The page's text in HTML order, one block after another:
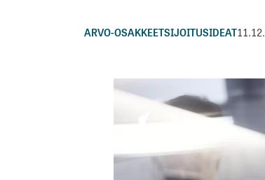
ARVO-OSAKKEETSIJOITUSIDEAT